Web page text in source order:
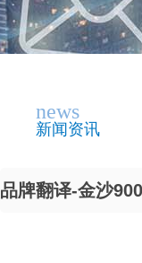
news
新闻资讯
品牌翻译-金沙